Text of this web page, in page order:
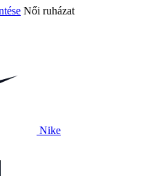
Női ruházat
Nike